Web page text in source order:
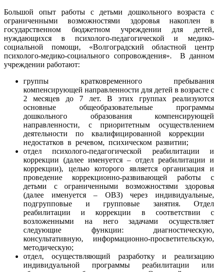
Большой опыт работы с детьми дошкольного возраста с
ограниченными возможностями здоровья накоплен в
государственном бюджетном учреждении для детей,
нуждающихся в психолого-педагогической и медико-
социальной помощи, «Волгоградский областной центр
психолого-медико-социального сопровождения». В данном
учреждении работают:
группы кратковременного пребывания
компенсирующей направленности для детей в возрасте с
2 месяцев до 7 лет. В этих группах реализуются
основные общеобразовательные программы
дошкольного образования компенсирующей
направленности, с приоритетным осуществлением
деятельности по квалифицированной коррекции
недостатков в речевом, психическом развитии;
отдел психолого-педагогической реабилитации и
коррекции (далее именуется – отдел реабилитации и
коррекции), целью которого является организация и
проведение коррекционно-развивающей работы с
детьми с ограниченными возможностями здоровья
(далее именуется – ОВЗ) через индивидуальные,
подгрупповые и групповые занятия. Отдел
реабилитации и коррекции в соответствии с
возложенными на него задачами осуществляет
следующие функции: диагностическую,
консультативную, информационно-просветительскую,
методическую;
отдел, осуществляющий разработку и реализацию
индивидуальной программы реабилитации или